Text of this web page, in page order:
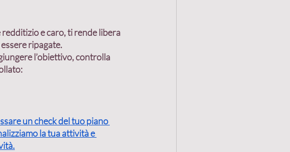
e caro, ti rende libera
ripagate.
l’obiettivo, controlla
un check del tuo piano
la tua attività e